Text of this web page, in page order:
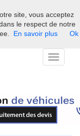
transport et de la la
Toggle
site, vous acceptez
le respect de notre
En savoir plus Ok